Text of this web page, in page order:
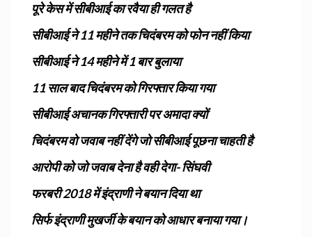
पूरे केस में सीबीआई का रवैया ही गलत है
सीबीआई ने 11 महीने तक चिदंबरम को फोन नहीं किया
सीबीआई ने 14 महीने में 1 बार बुलाया
11 साल बाद चिदंबरम को गिरफ्तार किया गया
सीबीआई अचानक गिरफ्तारी पर अमादा क्यों
चिदंबरम वो जवाब नहीं देंगे जो सीबीआई पूछना चाहती है
आरोपी को जो जवाब देना है वही देगा- सिंघवी
फरबरी 2018 में इंद्राणी ने बयान दिया था
सिर्फ इंद्राणी मुखर्जी के बयान को आधार बनाया गया।